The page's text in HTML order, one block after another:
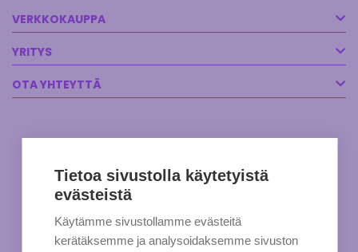
VERKKOKAUPPA
YRITYS
OTA YHTEYTTÄ
Tietoa sivustolla käytetyistä
evästeistä
Käytämme sivustollamme evästeitä
kerätäksemme ja analysoidaksemme sivuston